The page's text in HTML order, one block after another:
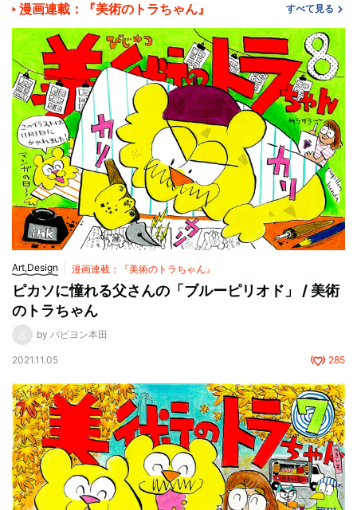
漫画連載：『美術のトラちゃん』 すべて見る
Art,Design 漫画連載：『美術のトラちゃん』
ピカソに憧れる父さんの「ブルーピリオド」 / 美術
のトラちゃん
by パピヨン本田
2021.11.05 285